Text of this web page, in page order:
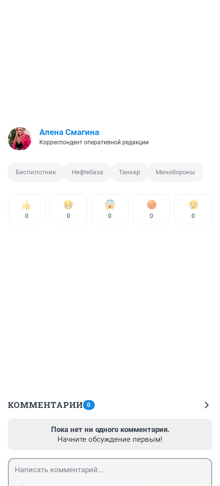
Алена Смагина
Корреспондент оперативной редакции
Беспилотник Нефтебаза Танкер Минобороны
0 0 0 0 0
КОММЕНТАРИИ 0
Пока нет ни одного комментария.
Начните обсуждение первым!